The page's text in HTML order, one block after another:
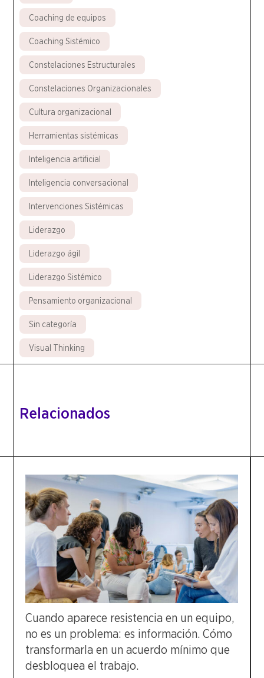
Coaching de equipos
Coaching Sistémico
Constelaciones Estructurales
Constelaciones Organizacionales
Cultura organizacional
Herramientas sistémicas
Inteligencia artificial
Inteligencia conversacional
Intervenciones Sistémicas
Liderazgo
Liderazgo ágil
Liderazgo Sistémico
Pensamiento organizacional
Sin categoría
Visual Thinking
Relacionados
Cuando aparece resistencia en un equipo,
no es un problema: es información. Cómo
transformarla en un acuerdo mínimo que
desbloquea el trabajo.